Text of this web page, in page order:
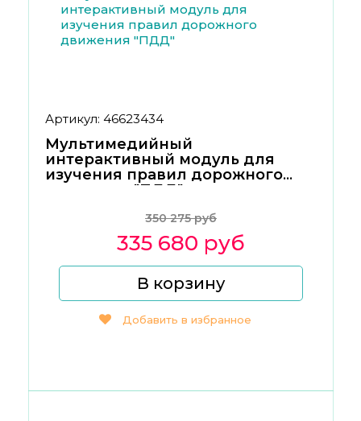
Артикул: 46623434
Мультимедийный
интерактивный модуль для
изучения правил дорожного
движения "ПДД"
350 275 руб
335 680 руб
В корзину
Добавить в избранное